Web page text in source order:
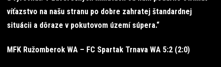
víťazstvo na našu stranu po dobre zahratej štandardnej
situácii a dôraze v pokutovom území súpera.“
MFK Ružomberok WA – FC Spartak Trnava WA 5:2 (2:0)